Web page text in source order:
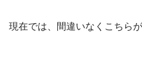
現在では、間違いなくこちら